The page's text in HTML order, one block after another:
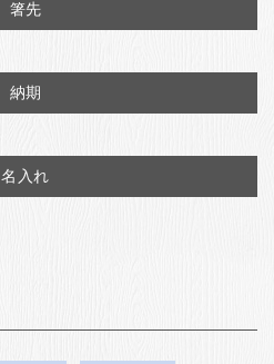
箸先
納期
名入れ